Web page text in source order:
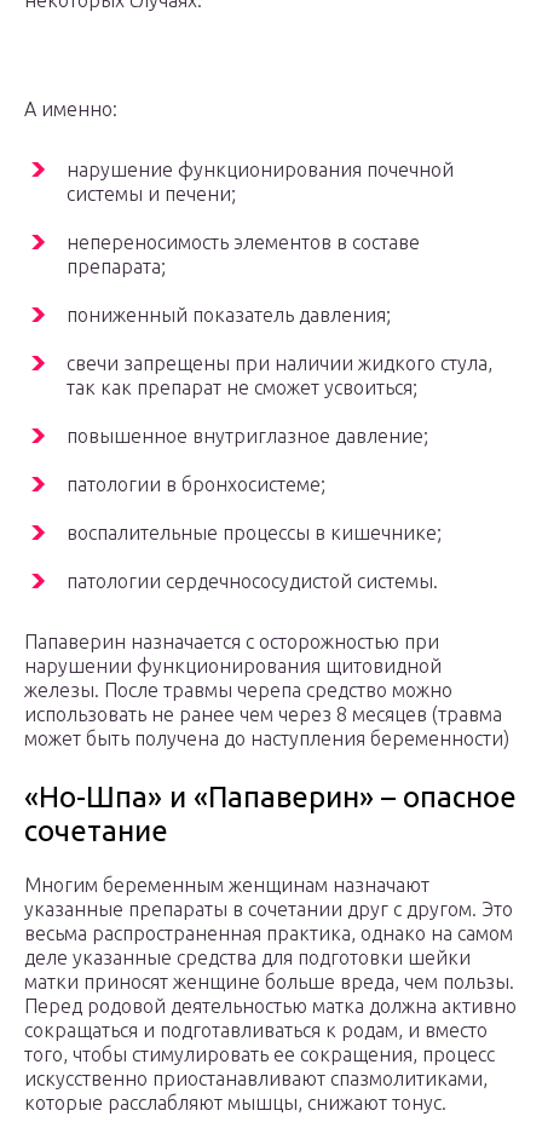
А именно:
нарушение функционирования почечной
системы и печени;
непереносимость элементов в составе
препарата;
пониженный показатель давления;
свечи запрещены при наличии жидкого стула,
так как препарат не сможет усвоиться;
повышенное внутриглазное давление;
патологии в бронхосистеме;
воспалительные процессы в кишечнике;
патологии сердечнососудистой системы.
Папаверин назначается с осторожностью при
нарушении функционирования щитовидной
железы. После травмы черепа средство можно
использовать не ранее чем через 8 месяцев (травма
может быть получена до наступления беременности)
«Но-Шпа» и «Папаверин» – опасное
сочетание
Многим беременным женщинам назначают
указанные препараты в сочетании друг с другом. Это
весьма распространенная практика, однако на самом
деле указанные средства для подготовки шейки
матки приносят женщине больше вреда, чем пользы.
Перед родовой деятельностью матка должна активно
сокращаться и подготавливаться к родам, и вместо
того, чтобы стимулировать ее сокращения, процесс
искусственно приостанавливают спазмолитиками,
которые расслабляют мышцы, снижают тонус.